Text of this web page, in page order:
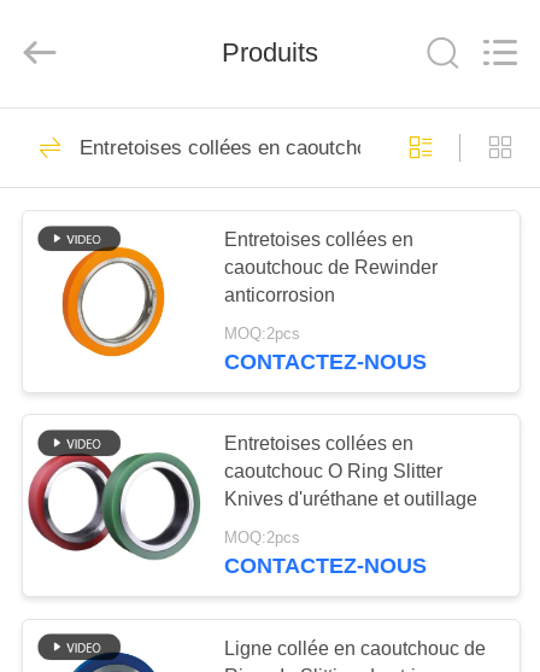
MAISON
PRODUITS
VIDÉOS
PROPOS
DE
NOUS
VISITE
Co.，
Reserved.
Lame hydraulique
de cisaillement
Lames de
cisaillement de tôle
29
114
Produits
Entretoises collées en caoutchouc
Entretoises collées en
caoutchouc de Rewinder
anticorrosion
MOQ:2pcs
CONTACTEZ-NOUS
Entretoises collées en
caoutchouc O Ring Slitter
Knives d'uréthane et outillage
MOQ:2pcs
CONTACTEZ-NOUS
Ligne collée en caoutchouc de